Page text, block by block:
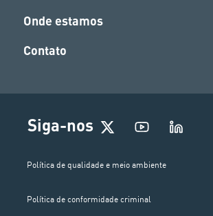
Onde estamos
Contato
Siga-nos
Política de qualidade e meio ambiente
Política de conformidade criminal